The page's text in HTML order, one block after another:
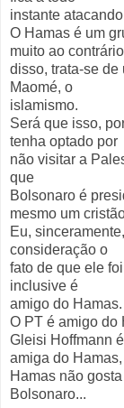
instante
O Hamas é um
muito ao contrário
disso, trata-se
Maomé, o
islamismo.
Será que isso,
tenha optado por
não visitar a
que
Bolsonaro é
mesmo um
Eu,
consideração o
fato de que ele
inclusive é
amigo do Hamas.
O PT é amigo do
Gleisi Hoffmann é
amiga do
Hamas não
Bolsonaro...